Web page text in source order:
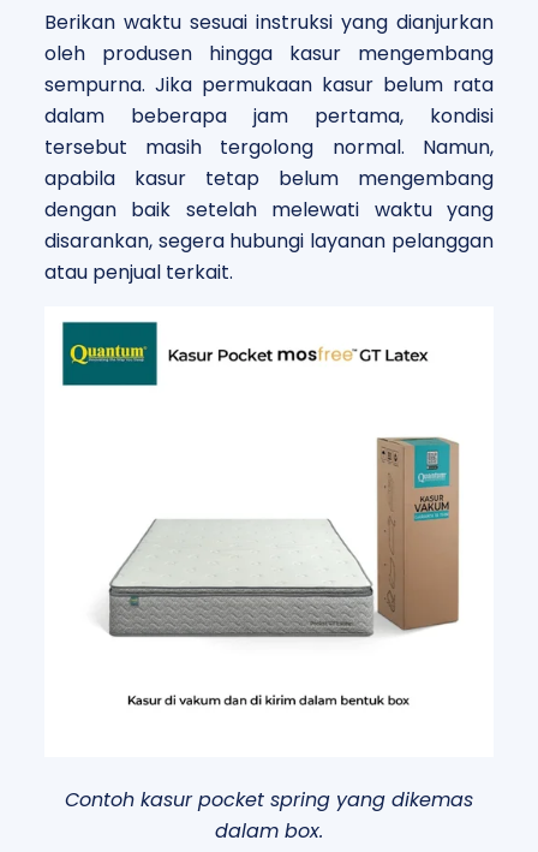
Berikan waktu sesuai instruksi yang dianjurkan
oleh produsen hingga kasur mengembang
sempurna. Jika permukaan kasur belum rata
dalam beberapa jam pertama, kondisi
tersebut masih tergolong normal. Namun,
apabila kasur tetap belum mengembang
dengan baik setelah melewati waktu yang
disarankan, segera hubungi layanan pelanggan
atau penjual terkait.
Contoh kasur pocket spring yang dikemas
dalam box.